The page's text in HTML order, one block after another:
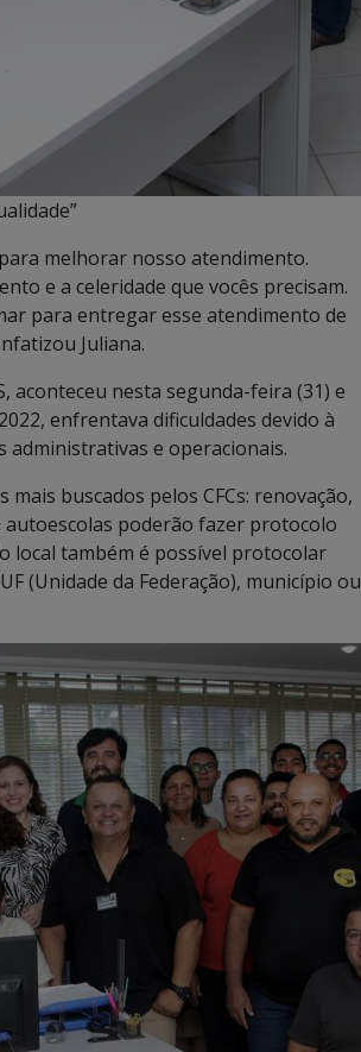
melhorar nosso atendimento.
e a celeridade que vocês precisam.
para entregar esse atendimento de
Juliana.
aconteceu nesta segunda-feira (31) e
enfrentava dificuldades devido à
administrativas e operacionais.
buscados pelos CFCs: renovação,
autoescolas poderão fazer protocolo
local também é possível protocolar
(Unidade da Federação), município ou